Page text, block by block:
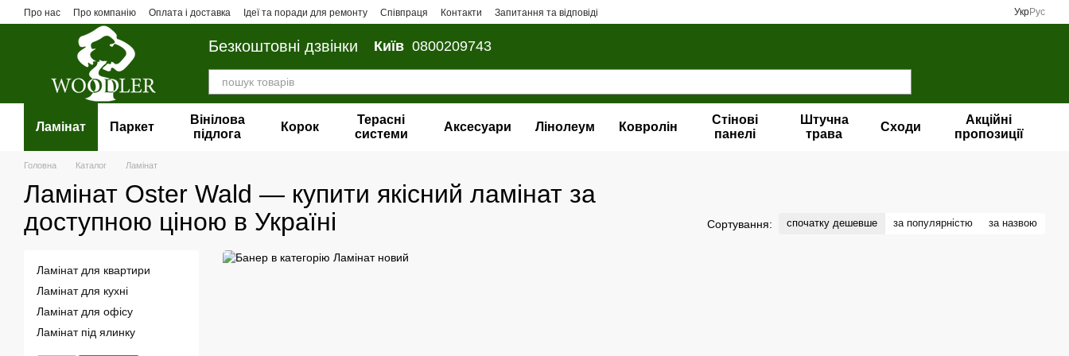
Перейти до основного контенту
Про нас Про компанію Оплата і доставка Ідеї та поради для ремонту Співпраця Контакти Запитання та відповіді УкрРус
Безкоштовні дзвінки Київ 0800209743
Ламінат Паркет
Вінілова
пiдлога
Корок
Терасні
системи
Аксесуари Лінолеум Ковролін
Стінові
панелі
Штучна
трава
Сходи
Акційні
пропозиції
Головна Каталог Ламінат
Ламінат Oster Wald — купити якісний ламінат за
доступною ціною в Україні
Сортування: спочатку дешевше за популярністю за назвою
Ламінат для квартири
Ламінат для кухні
Ламінат для офісу
Ламінат під ялинку